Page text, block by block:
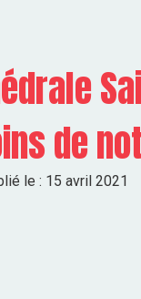
de
le : 15 avril 2021